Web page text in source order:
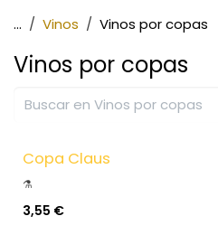
... Vinos Vinos por copas
Vinos por copas
Copa Claus
⚗️
3,55 €